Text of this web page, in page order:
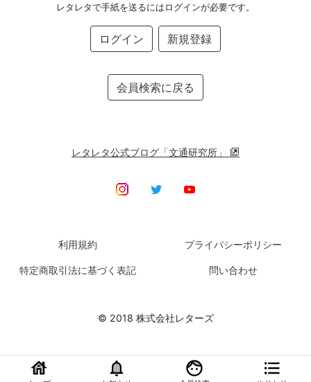
レタレタで手紙を送るにはログインが必要です。
ログイン 新規登録
会員検索に戻る
レタレタ公式ブログ「文通研究所」
利用規約 プライバシーポリシー
特定商取引法に基づく表記 問い合わせ
© 2018 株式会社レターズ